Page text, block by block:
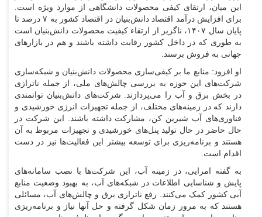
این میان، ارتقای کیفی محصولات دانشگاهی از موارد ویژه است.
برای افزایش درآمد اقتصاد دانش‌بنیان در اقتصاد کشور به ۷ درصد تا
پایان سال ۱۴۰۷، ناگزیر از ارتقاء کیفیت محصولات دانش‌بنیان است
به طوری که در داخل کشور رقابت داشته باشند و هم در بازار‌های
جهانی به فروش برسند.
او افزود: منابع ما بر کیفی‌سازی محصولات دانش‌بنیان و شبکه‌سازی
شرکت‌های این حوزه به بررسی چالش‌های ملی، از جمله ناترازی
در بخش برق و آب را می‌پردازند. شرکت‌های دانش‌بنیان توانمندی
دارند که در زمینه‌های مختلف، از جمله تجهیزات انرژی خورشیدی و
فناوری‌های آب شیرین کن، مشارکت داشته باشند. این شرکت در
حال حاضر در حال تولید پنل‌های خورشیدی و تجهیزات مربوط به آن
هستند و برنامه‌ریزی برای توسعه بیشتر این فعالیت‌ها نیز در دست
اقدام است.
به گفته امرایی، در زمینه آب، این شرکت‌ها با نصب سامانه‌های
پایش و شناسایی اطلاعات در شبکه‌های آب، به بهبود وضعیت منابع
آبی کشور کمک می‌کنند. رفع ناترازی برق و چالش‌های آب، مسائلی
هستند که به مرور زمان شکل گرفته و حل آنها نیاز و برنامه‌ریزی